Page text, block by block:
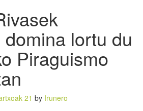
lortu du
Piraguismo
21 by Irunero